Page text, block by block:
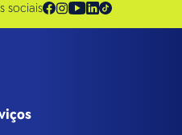
sociais